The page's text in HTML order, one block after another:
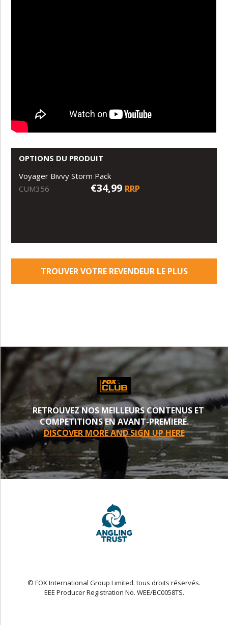
OPTIONS DU PRODUIT
Voyager Bivvy Storm Pack
CUM356
€34,99 RRP
TROUVER VOTRE REVENDEUR LE PLUS
RETROUVEZ NOS MEILLEURS CONTENUS ET
COMPETITIONS EN AVANT-PREMIERE.
DISCOVER MORE AND SIGN UP HERE
© FOX International Group Limited. tous droits réservés.
EEE Producer Registration No. WEE/BC0058TS.